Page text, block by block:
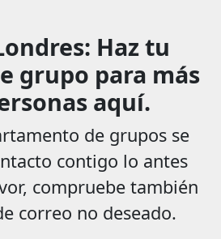
Haz tu
grupo para más
aquí.
de grupos se
contigo lo antes
compruebe también
correo no deseado.